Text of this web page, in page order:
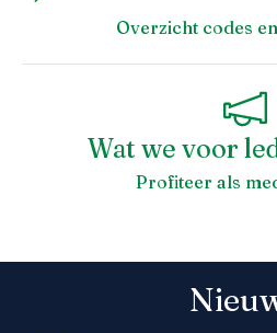
InloggenOverzicht codes
Wat we voor
Profiteer als